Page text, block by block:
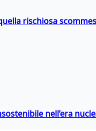
rischiosa
nell’era